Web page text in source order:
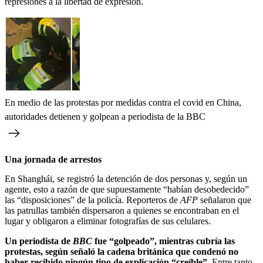
En medio de las protestas por medidas contra el covid en China,
autoridades detienen y golpean a periodista de la BBC
Una jornada de arrestos
En Shanghái, se registró la detención de dos personas y, según un
agente, esto a razón de que supuestamente “habían desobedecido”
las “disposiciones” de la policía. Reporteros de AFP señalaron que
las patrullas también dispersaron a quienes se encontraban en el
lugar y obligaron a eliminar fotografías de sus celulares.
Un periodista de BBC fue “golpeado”, mientras cubría las
protestas, según señaló la cadena británica que condenó no